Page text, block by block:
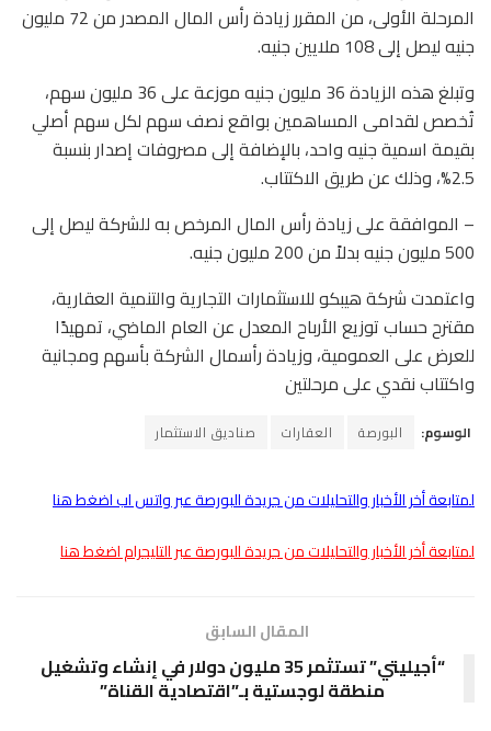
المرحلة الأولى، من المقرر زيادة رأس المال المصدر من 72 مليون
جنيه ليصل إلى 108 ملايين جنيه.
وتبلغ هذه الزيادة 36 مليون جنيه موزعة على 36 مليون سهم،
تُخصص لقدامى المساهمين بواقع نصف سهم لكل سهم أصلي
بقيمة اسمية جنيه واحد، بالإضافة إلى مصروفات إصدار بنسبة
2.5%، وذلك عن طريق الاكتتاب.
– الموافقة على زيادة رأس المال المرخص به للشركة ليصل إلى
500 مليون جنيه بدلاً من 200 مليون جنيه.
واعتمدت شركة هيبكو للاستثمارات التجارية والتنمية العقارية،
مقترح حساب توزيع الأرباح المعدل عن العام الماضي، تمهيدًا
للعرض على العمومية، وزيادة رأسمال الشركة بأسهم ومجانية
واكتتاب نقدي على مرحلتين
الوسوم: البورصة العقارات صناديق الاستثمار
لمتابعة أخر الأخبار والتحليلات من جريدة البورصة عبر واتس اب اضغط هنا
لمتابعة أخر الأخبار والتحليلات من جريدة البورصة عبر التليجرام اضغط هنا
المقال السابق
“أجيليتي” تستثمر 35 مليون دولار في إنشاء وتشغيل
منطقة لوجستية بـ”اقتصادية القناة”